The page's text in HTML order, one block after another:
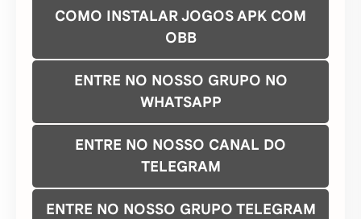
COMO INSTALAR JOGOS APK COM
OBB
ENTRE NO NOSSO GRUPO NO
WHATSAPP
ENTRE NO NOSSO CANAL DO
TELEGRAM
ENTRE NO NOSSO GRUPO TELEGRAM